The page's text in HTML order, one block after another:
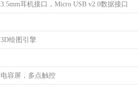
3.5mm耳机接口，Micro USB v2.0数据接口
3D绘图引擎
电容屏，多点触控